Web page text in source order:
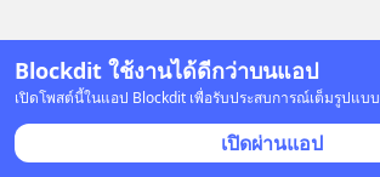
Blockdit ใช้งานได้ดีกว่าบนแอป
เปิดโพสต์นี้ในแอป Blockdit เพื่อรับประสบการณ์เต็มรูปแบบ
เปิดผ่านแอป